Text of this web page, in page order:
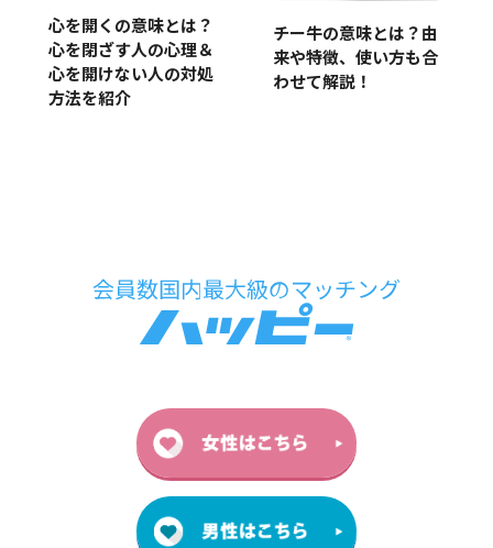
心を開くの意味とは？
心を閉ざす人の心理＆
心を開けない人の対処
方法を紹介
チー牛の意味とは？由
来や特徴、使い方も合
わせて解説！